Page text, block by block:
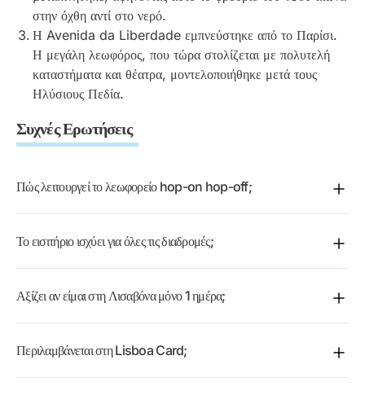
από τη στιγμή που επιβιβαστείτε, μπορείτε ακόμα και να
τελειώσετε την ημέρα σας όταν κουραστούν τα πόδια σας και
να περιμένετε να ανεβείτε ξανά στο λεωφορείο την επόμενη
πρωία.
σκάλες του για θέες στον ποταμό. Μην χάσετε το Μνημείο
των Ανακαλύψεων, όπου 33 σκαλιστές φιγούρες
εξερευνητών, ναυτικών και λογίων είναι έτοιμες να πλεύσουν
στην ιστορία.
να δείτε τη μεγαλύτερη συλλογή βασιλικών αμαξών στον
κόσμο, συμπεριλαμβανομένων των πολυτελών αμαξών του
Ευρώπη, όπου θα περπατήσετε μέσα από υποβρύχια τούνελ
τριγυρισμένοι από καρχαρίες, σαλάχια και χιλιάδες
πολύχρωμα ψάρια. Η κεντρική δεξαμενή χωρά 5 εκατομμύρια
λίτρα νερού και αναδημιουργεί το περιβάλλον του ανοιχτού
ωκεανού.
Πάρτε το τελεφερίκ κατά μήκος της παραλίας για
υπερυψωμένες θέες στον Τέγο και την εμβληματική Γέφυρα
Πύλης του Σαν Φρανσίσκο.
μετατράπηκε πλήρως από βιομηχανική 황무지 σε αυτό το
στην όχθη αντί στο νερό.
Η Avenida da Liberdade εμπνεύστηκε από το Παρίσι.
Η μεγάλη λεωφόρος, που τώρα στολίζεται με πολυτελή
καταστήματα και θέατρα, μοντελοποιήθηκε μετά τους
Ηλύσιους Πεδία.
Συχνές Ερωτήσεις
Πώς λειτουργεί το λεωφορείο hop-on hop-off;
οποιαδήποτε στάση κατά μήκος της διαδρομής όσες φορές
Το εισιτήριο ισχύει για όλες τις διαδρομές;
διαδρομές· ελέγξτε την επιλογή σας κατά την κράτηση.
Αξίζει αν είμαι στη Λισαβόνα μόνο 1 ημέρα;
τους πιο γρήγορους τρόπους να δείτε τα αξιοθέατα της πόλης
Περιλαμβάνεται στη Lisboa Card;